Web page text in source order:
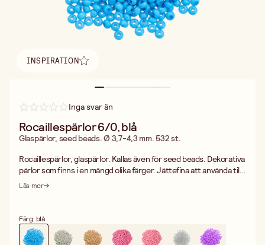
INSPIRATION
Hitta inspiration
Inga svar än
Rocaillespärlor 6/0, blå
Glaspärlor, seed beads. Ø 3,7-4,3 mm. 532 st.
Rocaillespärlor, glaspärlor. Kallas även för seed beads. Dekorativa
pärlor som finns i en mängd olika färger. Jättefina att använda till
smycken så som halsband, armband och örhängen. Eller varför
dekorativa att brodera med på t.ex. kläder, väskor, kuddar mm.
Pärlorna är tillverkade i Europa och är av hög kvalitet. Hål
diameter 1-1,1 mm. Förpackning om ca 532 st pärlor.
Läs mer
Färg: blå